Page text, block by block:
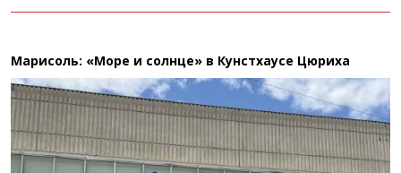
Марисоль: «Море и солнце» в Кунстхаусе Цюриха